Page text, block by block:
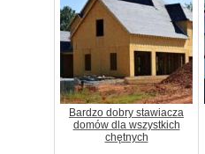
Bardzo dobry stawiacza
domów dla wszystkich
chętnych